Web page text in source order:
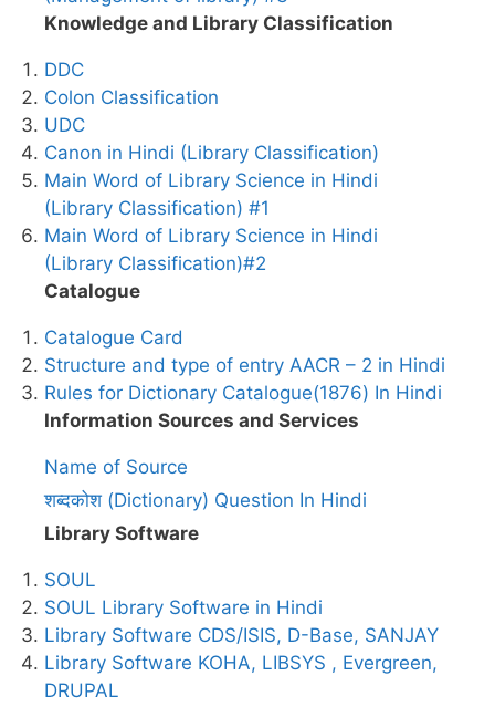
Knowledge and Library Classification
DDC
Colon Classification
UDC
Canon in Hindi (Library Classification)
Main Word of Library Science in Hindi
(Library Classification) #1
Main Word of Library Science in Hindi
(Library Classification)#2
Catalogue
Catalogue Card
Structure and type of entry AACR – 2 in Hindi
Rules for Dictionary Catalogue(1876) In Hindi
Information Sources and Services
Name of Source
शब्दकोश (Dictionary) Question In Hindi
Library Software
SOUL
SOUL Library Software in Hindi
Library Software CDS/ISIS, D-Base, SANJAY
Library Software KOHA, LIBSYS , Evergreen,
DRUPAL